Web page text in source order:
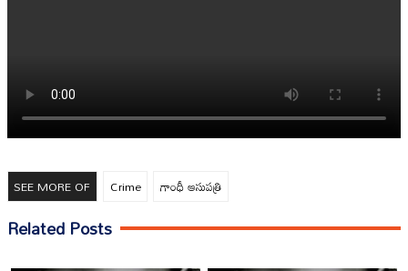
SEE MORE OF Crime గాంధీ ఆసుపత్రి
Related Posts